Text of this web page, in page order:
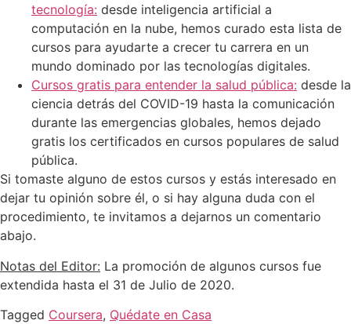
tecnología: desde inteligencia artificial a
computación en la nube, hemos curado esta lista de
cursos para ayudarte a crecer tu carrera en un
mundo dominado por las tecnologías digitales.
Cursos gratis para entender la salud pública: desde la
ciencia detrás del COVID-19 hasta la comunicación
durante las emergencias globales, hemos dejado
gratis los certificados en cursos populares de salud
pública.
Si tomaste alguno de estos cursos y estás interesado en
dejar tu opinión sobre él, o si hay alguna duda con el
procedimiento, te invitamos a dejarnos un comentario
abajo.
Notas del Editor: La promoción de algunos cursos fue
extendida hasta el 31 de Julio de 2020.
Tagged Coursera, Quédate en Casa